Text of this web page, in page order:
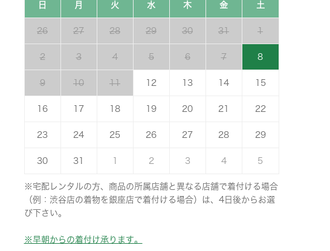
日 月 火 水 木 金 土
26 27 28 29 30 31 1
2 3 4 5 6 7 8
9 10 11 12 13 14 15
16 17 18 19 20 21 22
23 24 25 26 27 28 29
30 31 2 3 4 5
※宅配レンタルの方、商品の所属店舗と異なる店舗で着付ける場合
（例：渋谷店の着物を銀座店で着付ける場合）は、4日後からお選
び下さい。
※早朝からの着付け承ります。